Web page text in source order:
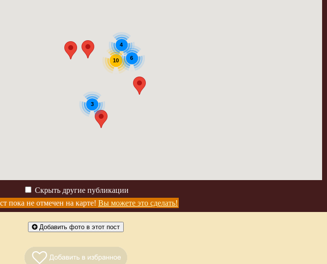
10
4
3
6
Скрыть другие публикации
пока не отмечен на карте! Вы можете это сделать!
Добавить фото в этот пост